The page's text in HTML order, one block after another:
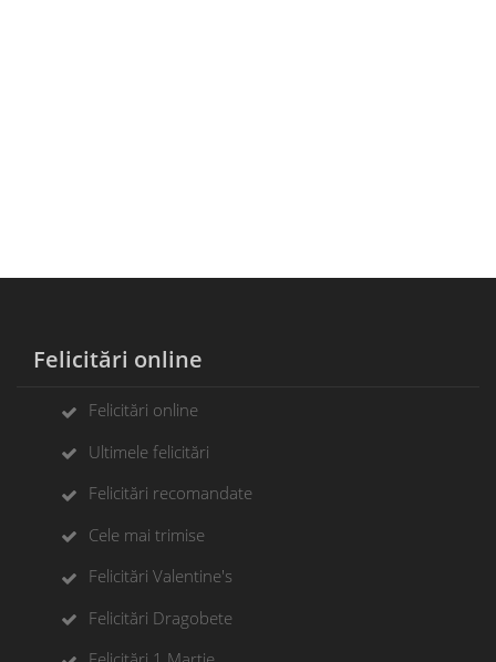
Felicitări online
Felicitări online
Ultimele felicitări
Felicitări recomandate
Cele mai trimise
Felicitări Valentine's
Felicitări Dragobete